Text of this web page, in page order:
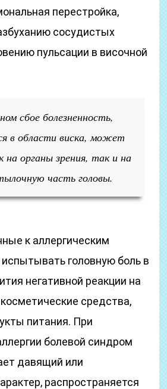
перестройка,
сосудистых
пульсации в височной
сбое болезненность,
в области виска, может
на органы зрения, так и на
часть головы.
к аллергическим
головную боль в
негативной реакции на
средства,
питания. При
болевой синдром
давящий или
распространяется